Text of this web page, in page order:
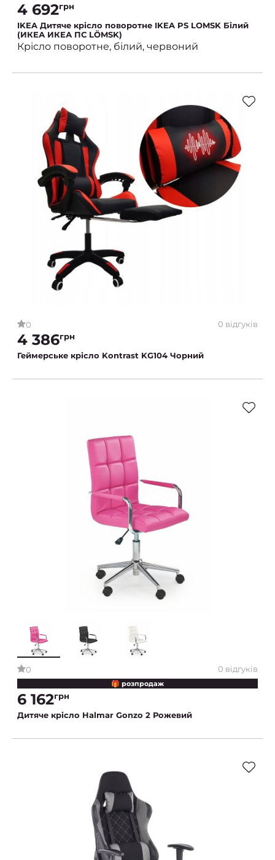
4 692грн
IKEA Дитяче крісло поворотне IKEA PS LOMSK Білий
(ИКЕА ИКЕА ПС LÖMSK)
Крісло поворотне, білий, червоний
0 0 відгуків
4 386грн
Геймерське крісло Kontrast KG104 Чорний
0 0 відгуків
🎁 розпродаж
6 162грн
Дитяче крісло Halmar Gonzo 2 Рожевий